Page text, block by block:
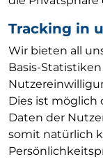
Tracking in
Wir bieten all
Basis-
Dies ist möglich
Daten der
somit natürlich